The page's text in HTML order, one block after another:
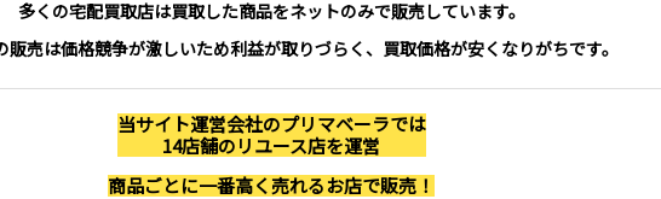
多くの宅配買取店は買取した商品をネットのみで販売しています。
販売は価格競争が激しいため利益が取りづらく、買取価格が安くなりがちです。
当サイト運営会社のプリマベーラでは
14店舗のリユース店を運営
商品ごとに一番高く売れるお店で販売！